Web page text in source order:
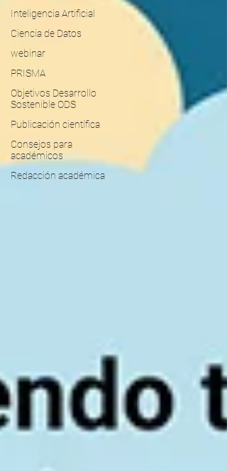
Inteligencia Artificial
Ciencia de Datos
webinar
PRISMA
Objetivos Desarrollo
Sostenible ODS
Publicación científica
Consejos para
académicos
Redacción académica